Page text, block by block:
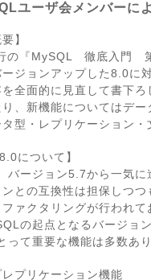
ユーザ会メンバーに
】
の『MySQL 徹底入門 第
ージョンアップした8.0に対
を全面的に見直して書下ろ
、新機能についてはデ
型・レプリケーション
について】
バージョン5.7から一気に
ンとの互換性は担保しつつ
ァクタリングが行われて
の起点となるバージョ
って重要な機能は多数あ
レプリケーション機能